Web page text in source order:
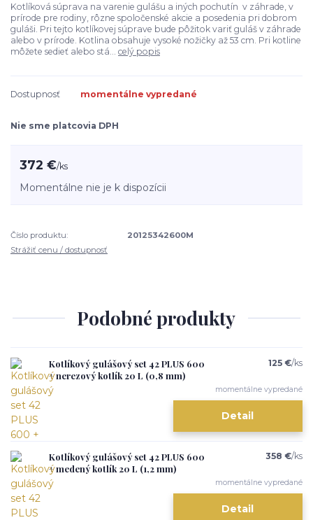
Kotlíková súprava na varenie gulášu a iných pochutín v záhrade, v
prírode pre rodiny, rôzne spoločenské akcie a posedenia pri dobrom
guláši. Pri tejto kotlíkovej súprave bude pôžitok variť guláš v záhrade
alebo v prírode. Kotlina obsahuje vysoké nožičky až 53 cm. Pri kotline
môžete sedieť alebo stá... celý popis
Dostupnosť momentálne vypredané
Nie sme platcovia DPH
372 €/ks
Momentálne nie je k dispozícii
Číslo produktu:
20125342600M
Strážiť cenu / dostupnosť
Podobné produkty
Kotlíkový gulášový set 42 PLUS 600
+ nerezový kotlík 20 L (0,8 mm)
125 €/ks
momentálne vypredané
Detail
Kotlíkový gulášový set 42 PLUS 600
+ medený kotlík 20 L (1,2 mm)
358 €/ks
momentálne vypredané
Detail